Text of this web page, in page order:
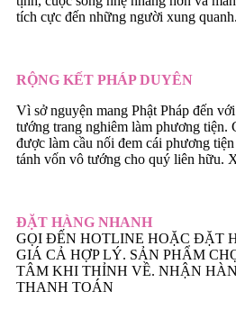
tích cực đến những người xung quanh.
RỘNG KẾT PHÁP DUYÊN
Vì sở nguyện mang Phật Pháp đến
tướng trang nghiêm làm phương tiện.
được làm cầu nối đem cái phương
tánh vốn vô tướng cho quý liên hữu.
ĐẶT HÀNG NHANH
GỌI ĐẾN HOTLINE HOẶC ĐẶT
GIÁ CẢ HỢP LÝ. SẢN PHẨM
TÂM KHI THỈNH VỀ. NHẬN
THANH TOÁN